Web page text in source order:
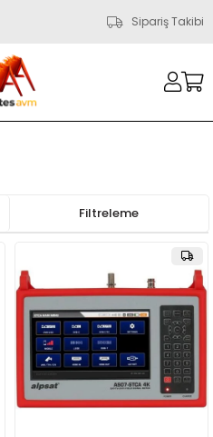
Sipariş Takibi
Filtreleme